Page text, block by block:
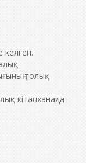
толық
кітапханада